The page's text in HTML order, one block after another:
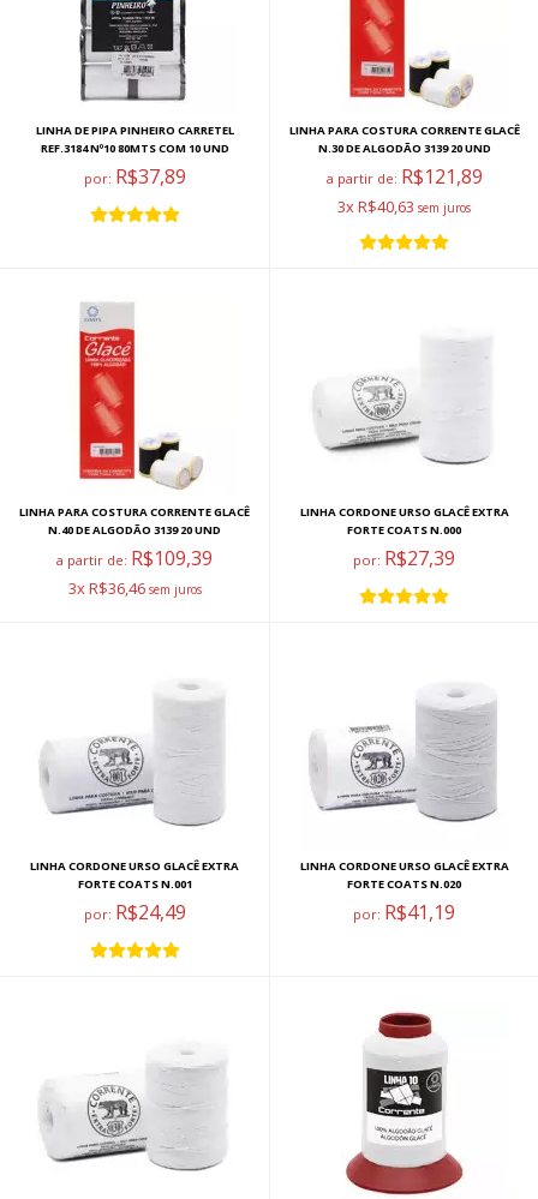
LINHA DE PIPA PINHEIRO CARRETEL
REF.3184 Nº10 80MTS COM 10 UND
por: R$37,89
LINHA PARA COSTURA CORRENTE GLACÊ
N.30 DE ALGODÃO 3139 20 UND
a partir de: R$121,89
3x R$40,63
LINHA PARA COSTURA CORRENTE GLACÊ
N.40 DE ALGODÃO 3139 20 UND
a partir de: R$109,39
3x R$36,46
LINHA CORDONE URSO GLACÊ EXTRA
FORTE COATS N.000
por: R$27,39
LINHA CORDONE URSO GLACÊ EXTRA
FORTE COATS N.001
por: R$24,49
LINHA CORDONE URSO GLACÊ EXTRA
FORTE COATS N.020
por: R$41,19